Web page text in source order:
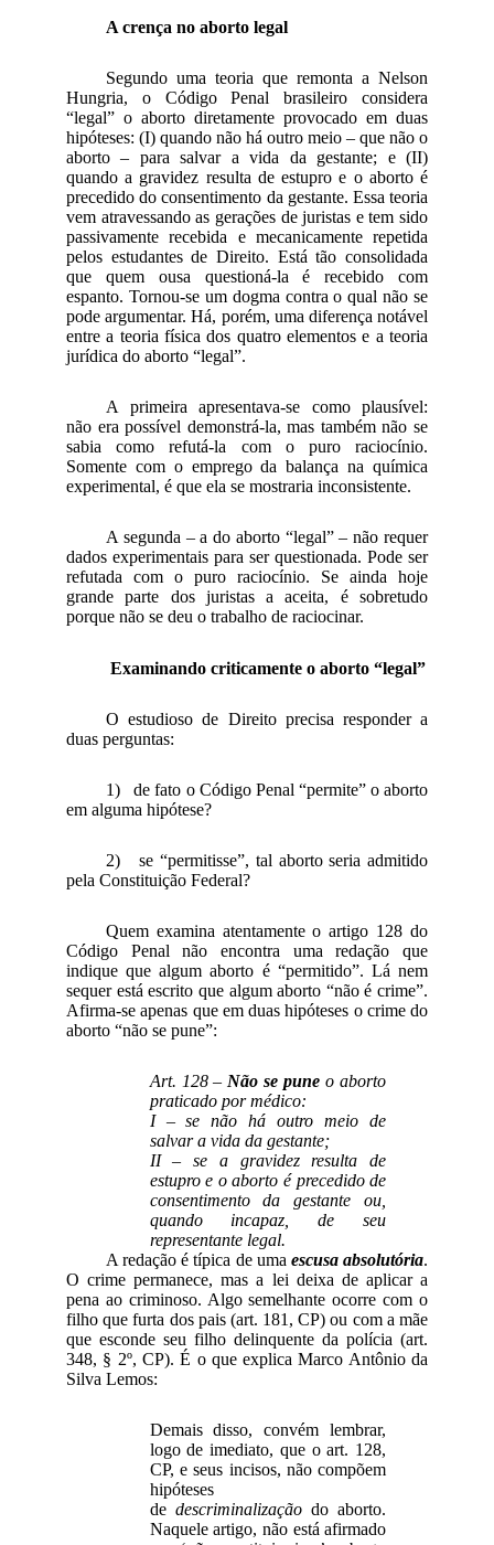
A crença no aborto legal
Segundo uma teoria que remonta a Nelson
Hungria, o Código Penal brasileiro considera
“legal” o aborto diretamente provocado em duas
hipóteses: (I) quando não há outro meio – que não o
aborto – para salvar a vida da gestante; e (II)
quando a gravidez resulta de estupro e o aborto é
precedido do consentimento da gestante. Essa teoria
vem atravessando as gerações de juristas e tem sido
passivamente recebida e mecanicamente repetida
pelos estudantes de Direito. Está tão consolidada
que quem ousa questioná-la é recebido com
espanto. Tornou-se um dogma contra o qual não se
pode argumentar. Há, porém, uma diferença notável
entre a teoria física dos quatro elementos e a teoria
jurídica do aborto “legal”.
A primeira apresentava-se como plausível:
não era possível demonstrá-la, mas também não se
sabia como refutá-la com o puro raciocínio.
Somente com o emprego da balança na química
experimental, é que ela se mostraria inconsistente.
A segunda – a do aborto “legal” – não requer
dados experimentais para ser questionada. Pode ser
refutada com o puro raciocínio. Se ainda hoje
grande parte dos juristas a aceita, é sobretudo
porque não se deu o trabalho de raciocinar.
Examinando criticamente o aborto “legal”
O estudioso de Direito precisa responder a
duas perguntas:
1) de fato o Código Penal “permite” o aborto
em alguma hipótese?
2) se “permitisse”, tal aborto seria admitido
pela Constituição Federal?
Quem examina atentamente o artigo 128 do
Código Penal não encontra uma redação que
indique que algum aborto é “permitido”. Lá nem
sequer está escrito que algum aborto “não é crime”.
Afirma-se apenas que em duas hipóteses o crime do
aborto “não se pune”:
Art. 128 – Não se pune o aborto
praticado por médico:
I – se não há outro meio de
salvar a vida da gestante;
II – se a gravidez resulta de
estupro e o aborto é precedido de
consentimento da gestante ou,
quando incapaz, de seu
representante legal.
A redação é típica de uma escusa absolutória.
O crime permanece, mas a lei deixa de aplicar a
pena ao criminoso. Algo semelhante ocorre com o
filho que furta dos pais (art. 181, CP) ou com a mãe
que esconde seu filho delinquente da polícia (art.
348, § 2º, CP). É o que explica Marco Antônio da
Silva Lemos:
Demais disso, convém lembrar,
logo de imediato, que o art. 128,
CP, e seus incisos, não compõem
hipóteses
de descriminalizaçãodo aborto.
Naquele artigo, não está afirmado